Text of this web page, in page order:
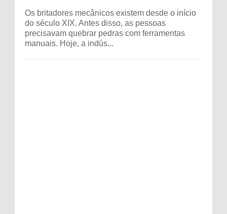
Os britadores mecânicos existem desde o início
do século XIX. Antes disso, as pessoas
precisavam quebrar pedras com ferramentas
manuais. Hoje, a indús...